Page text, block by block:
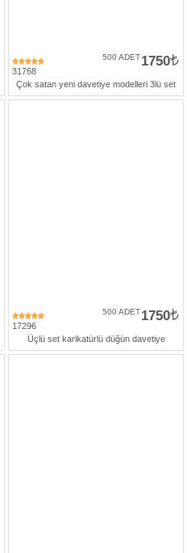
31768
1750
500 ADET
Çok satan yeni davetiye modelleri 3lü set
17296
1750
500 ADET
Üçlü set karikatürlü düğün davetiye